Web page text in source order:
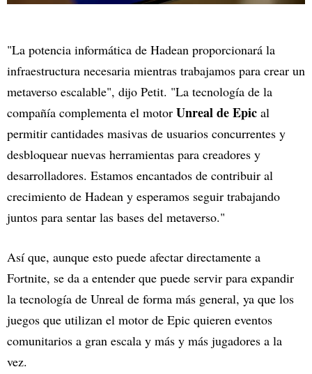
"La potencia informática de Hadean proporcionará la
infraestructura necesaria mientras trabajamos para crear un
metaverso escalable", dijo Petit. "La tecnología de la
compañía complementa el motor Unreal de Epic al
permitir cantidades masivas de usuarios concurrentes y
desbloquear nuevas herramientas para creadores y
desarrolladores. Estamos encantados de contribuir al
crecimiento de Hadean y esperamos seguir trabajando
juntos para sentar las bases del metaverso."
Así que, aunque esto puede afectar directamente a
Fortnite, se da a entender que puede servir para expandir
la tecnología de Unreal de forma más general, ya que los
juegos que utilizan el motor de Epic quieren eventos
comunitarios a gran escala y más y más jugadores a la
vez.